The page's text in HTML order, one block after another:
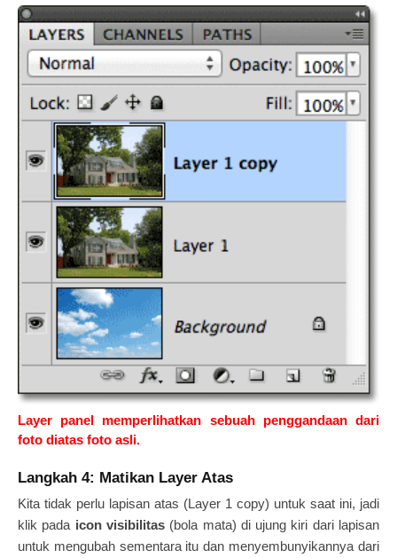
Layer panel memperlihatkan sebuah penggandaan dari
foto diatas foto asli.
Langkah 4: Matikan Layer Atas
Kita tidak perlu lapisan atas (Layer 1 copy) untuk saat ini, jadi
klik pada icon visibilitas(bola mata) di ujung kiri dari lapisan
untuk mengubah sementara itu dan menyembunyikannya dari